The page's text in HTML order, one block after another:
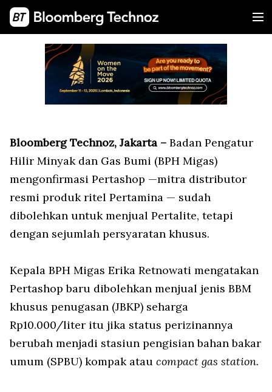
Bloomberg Technoz, Jakarta – Badan Pengatur
Hilir Minyak dan Gas Bumi (BPH Migas)
mengonfirmasi Pertashop —mitra distributor
resmi produk ritel Pertamina — sudah
dibolehkan untuk menjual Pertalite, tetapi
dengan sejumlah persyaratan khusus.
Kepala BPH Migas Erika Retnowati mengatakan
Pertashop baru dibolehkan menjual jenis BBM
khusus penugasan (JBKP) seharga
Rp10.000/liter itu jika status perizinannya
berubah menjadi stasiun pengisian bahan bakar
umum (SPBU) kompak atau compact gas station.